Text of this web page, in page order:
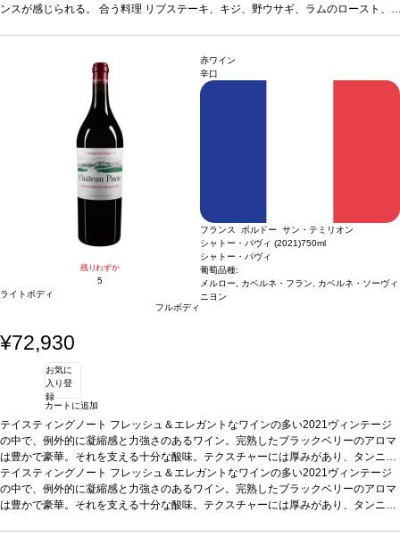
ンスが感じられる。 合う料理 リブステーキ、キジ、野ウサギ、ラムのロースト、
残りわずか
5
ライトボディ
フルボディ
赤ワイン
辛口
フランス ボルドー サン・テミリオン
シャトー・パヴィ (2021)750ml
シャトー・パヴィ
葡萄品種:
メルロー, カベルネ・フラン, カベルネ・ソーヴィ
ニヨン
¥72,930
お気に
入り登
録
カートに追加
テイスティングノート フレッシュ＆エレガントなワインの多い2021ヴィンテージ
の中で、例外的に凝縮感と力強さのあるワイン。完熟したブラックベリーのアロマ
は豊かで豪華。それを支える十分な酸味。テクスチャーには厚みがあり、タンニン
も滑らかだが、余韻に強いグリップを感じる（抽出が強い？）。収穫は9月28日か
ら10月12日にかけて。補糖無しでこのアルコール度数を実現できたのは、やはりパ
ヴィの持つ南向き斜面のおかげだろう。葡萄品種52% メルロー、30% カベルネ・
テイスティングノート フレッシュ＆エレガントなワインの多い2021ヴィンテージ
の中で、例外的に凝縮感と力強さのあるワイン。完熟したブラックベリーのアロマ
は豊かで豪華。それを支える十分な酸味。テクスチャーには厚みがあり、タンニン